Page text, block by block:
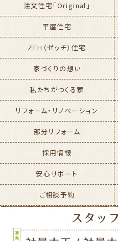
注文住宅「Original」
平屋住宅
ZEH（ゼッチ）住宅
家づくりの想い
私たちがつくる家
リフォーム・リノベーション
部分リフォーム
採用情報
安心サポート
ご相談予約